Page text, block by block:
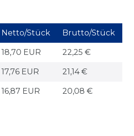
Netto/Stück Brutto/Stück
18,70 EUR 22,25 €
17,76 EUR 21,14 €
16,87 EUR 20,08 €